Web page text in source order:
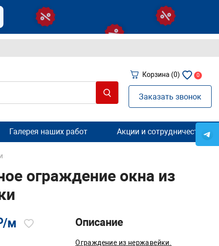
Корзина (0) 0
Заказать звонок
Галерея наших работ Акции и сотрудничество
ограждение окна из
м Описание
Ограждение из нержавейки.